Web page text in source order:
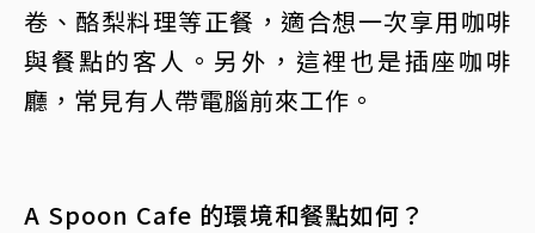
卷、酪梨料理等正餐，適合想一次享用咖啡
與餐點的客人。另外，這裡也是插座咖啡
廳，常見有人帶電腦前來工作。
A Spoon Cafe 的環境和餐點如何？